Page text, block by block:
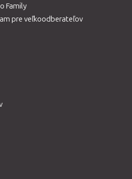
Family
pre veľkoodberateľov